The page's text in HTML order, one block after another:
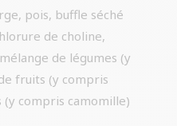
pois, buffle séché
de choline,
de légumes (y
fruits (y compris
(y compris camomille)